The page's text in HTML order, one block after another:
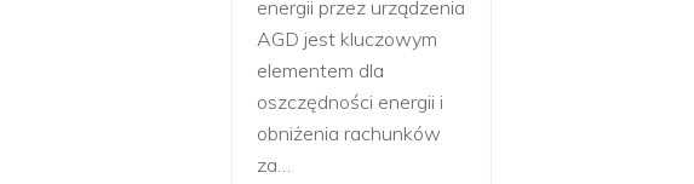
energii przez urządzenia
AGD jest kluczowym
elementem dla
oszczędności energii i
obniżenia rachunków
za…